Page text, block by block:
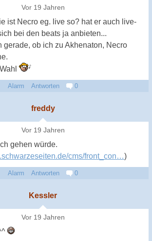
Vor 19 Jahren
ist Necro eg. live so? hat er auch live-
bei den beats ja anbieten...
gerade, ob ich zu Akhenaton, Necro
Alarm Antworten 0
freddy
Vor 19 Jahren
gehen würde.
cms/front_con…)
Alarm Antworten 0
Kessler
Vor 19 Jahren